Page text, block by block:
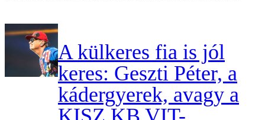
A külkeres fia is jól
keres: Geszti Péter, a
kádergyerek, avagy a